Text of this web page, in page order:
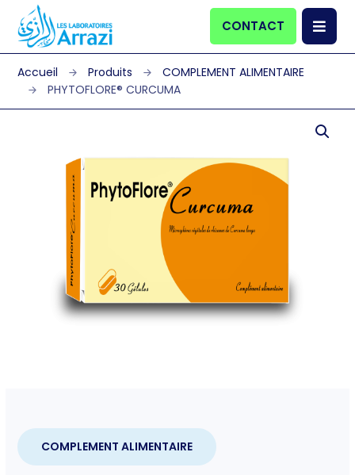
CONTACT
Produits
COMPLEMENT ALIMENTAIRE
PHYTOFLORE® CURCUMA
COMPLEMENT ALIMENTAIRE